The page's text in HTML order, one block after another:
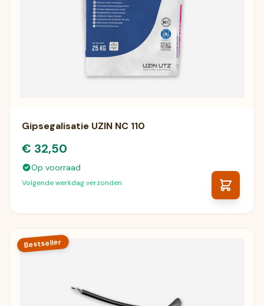
Gipsegalisatie UZIN NC 110
€ 32,50
Op voorraad
Volgende werkdag verzonden
Bestseller